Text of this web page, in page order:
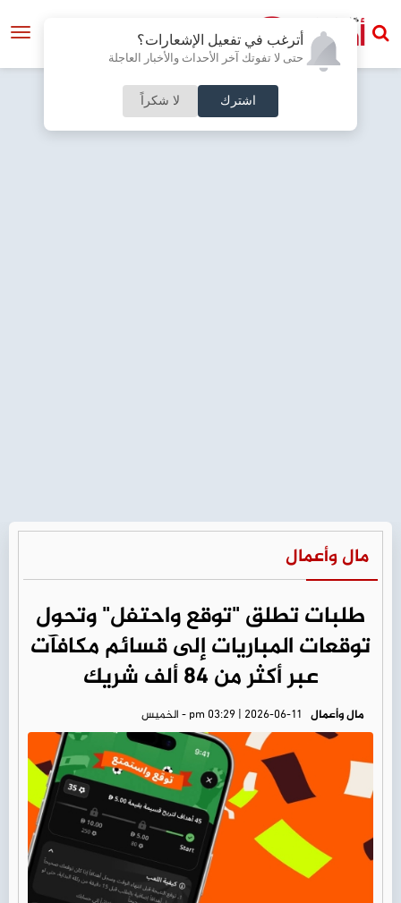
أترغب في تفعيل الإشعارات؟
حتى لا تفوتك آخر الأحداث والأخبار العاجلة
اشترك لا شكراً
مال وأعمال
طلبات تطلق "توقع واحتفل" وتحول
توقعات المباريات إلى قسائم مكافآت
عبر أكثر من 84 ألف شريك
مال وأعمال pm 03:29 | 2026-06-11 - الخميس